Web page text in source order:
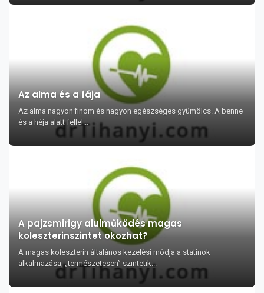
Az alma és a fája
Az alma nagyon finom és nagyon egészséges gyümölcs. A benne
és a héja alatt fellel...
A pajzsmirigy alulműködés magas
koleszterinszintet okozhat?
A magas koleszterin általános kezelési módja a statinok
alkalmazása, „természetesen” szintetik...